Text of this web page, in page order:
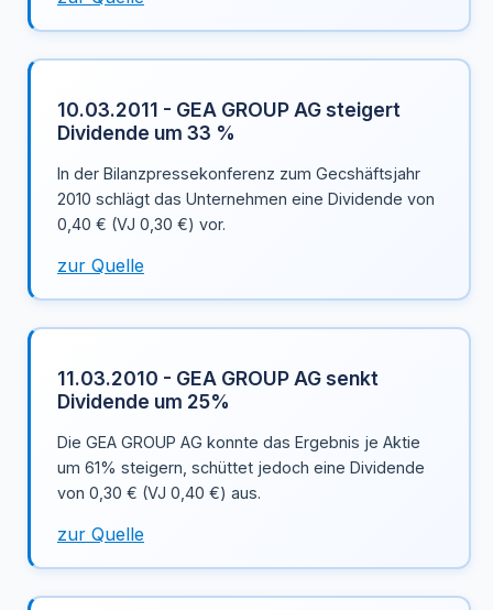
10.03.2011 - GEA GROUP AG steigert
Dividende um 33 %
In der Bilanzpressekonferenz zum Gecshäftsjahr
2010 schlägt das Unternehmen eine Dividende von
0,40 € (VJ 0,30 €) vor.
zur Quelle
11.03.2010 - GEA GROUP AG senkt
Dividende um 25%
Die GEA GROUP AG konnte das Ergebnis je Aktie
um 61% steigern, schüttet jedoch eine Dividende
von 0,30 € (VJ 0,40 €) aus.
zur Quelle